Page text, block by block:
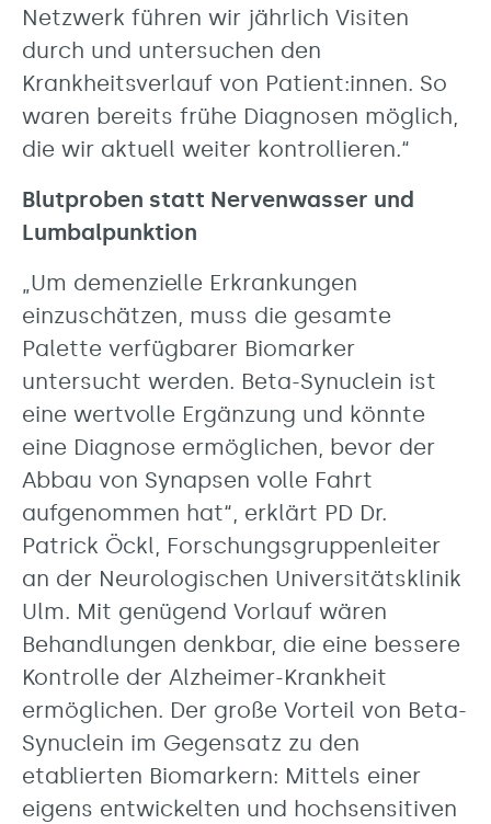
Netzwerk führen wir jährlich Visiten
durch und untersuchen den
Krankheitsverlauf von Patient:innen. So
waren bereits frühe Diagnosen möglich,
die wir aktuell weiter kontrollieren.“
Blutproben statt Nervenwasser und
Lumbalpunktion
„Um demenzielle Erkrankungen
einzuschätzen, muss die gesamte
Palette verfügbarer Biomarker
untersucht werden. Beta-Synuclein ist
eine wertvolle Ergänzung und könnte
eine Diagnose ermöglichen, bevor der
Abbau von Synapsen volle Fahrt
aufgenommen hat“, erklärt PD Dr.
Patrick Öckl, Forschungsgruppenleiter
an der Neurologischen Universitätsklinik
Ulm. Mit genügend Vorlauf wären
Behandlungen denkbar, die eine bessere
Kontrolle der Alzheimer-Krankheit
ermöglichen. Der große Vorteil von Beta-
Synuclein im Gegensatz zu den
etablierten Biomarkern: Mittels einer
eigens entwickelten und hochsensitiven